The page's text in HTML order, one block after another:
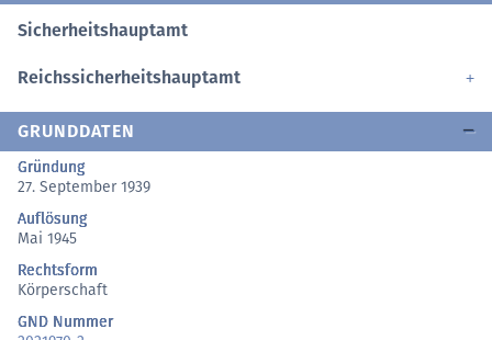
Sicherheitshauptamt
Reichssicherheitshauptamt
GRUNDDATEN
Gründung
27. September 1939
Auflösung
Mai 1945
Rechtsform
Körperschaft
GND Nummer